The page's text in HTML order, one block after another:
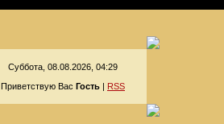
Суббота, 08.08.2026, 04:29
Приветствую Вас Гость | RSS